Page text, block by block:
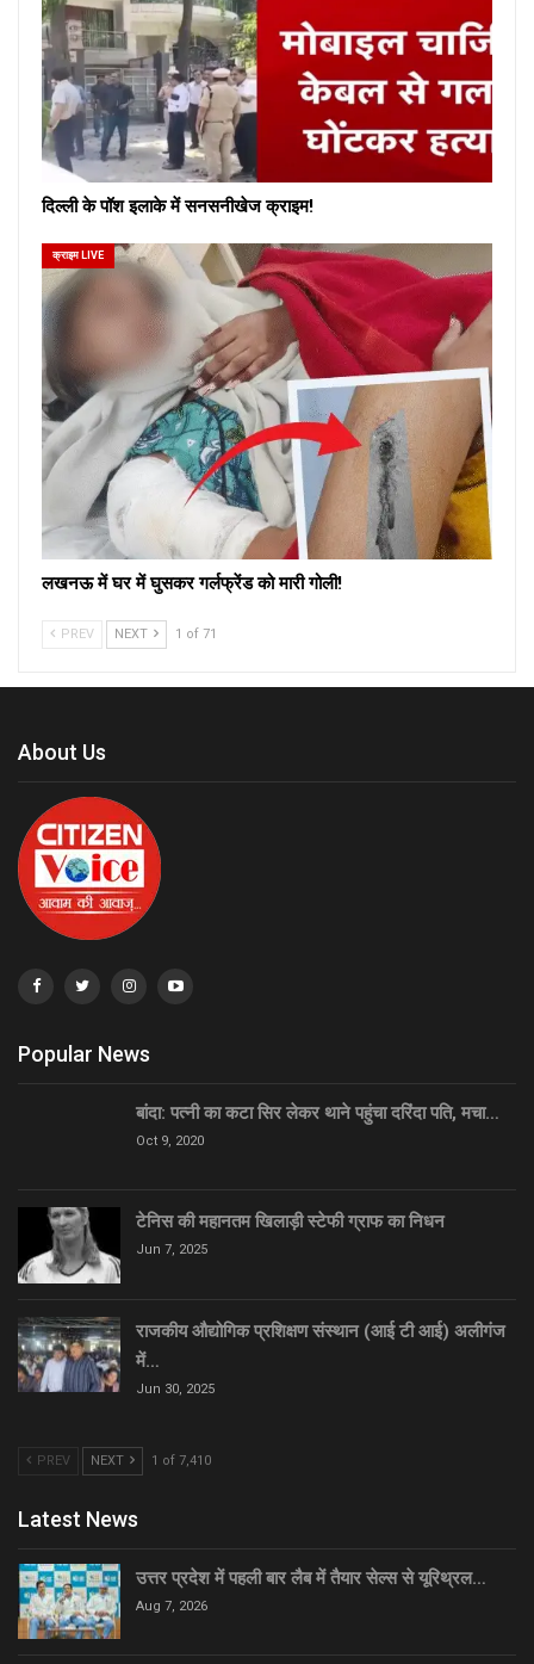
दिल्ली के पॉश इलाके में सनसनीखेज क्राइम!
क्राइम LIVE
लखनऊ में घर में घुसकर गर्लफ्रेंड को मारी गोली!
PREV NEXT 1 of 71
About Us
Popular News
बांदा: पत्नी का कटा सिर लेकर थाने पहुंचा दरिंदा पति, मचा…
Oct 9, 2020
टेनिस की महानतम खिलाड़ी स्टेफी ग्राफ का निधन
Jun 7, 2025
राजकीय औद्योगिक प्रशिक्षण संस्थान (आई टी आई) अलीगंज
में…
Jun 30, 2025
PREV NEXT 1 of 7,410
Latest News
उत्तर प्रदेश में पहली बार लैब में तैयार सेल्स से यूरिथ्रल…
Aug 7, 2026